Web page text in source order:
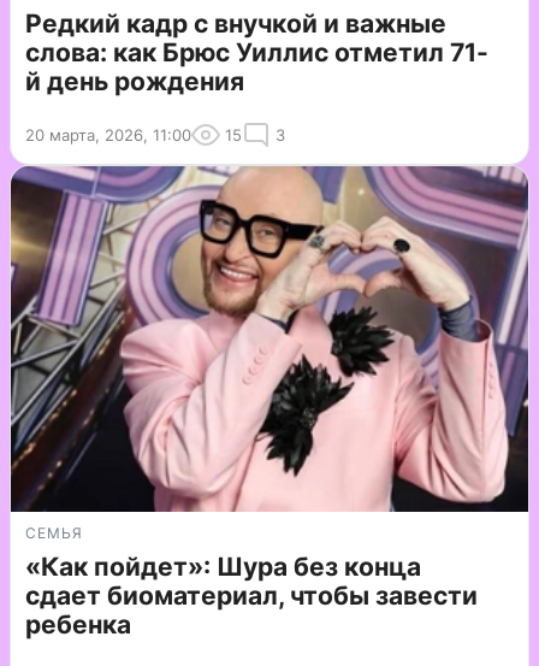
Редкий кадр с внучкой и важные
слова: как Брюс Уиллис отметил 71-
й день рождения
20 марта, 2026, 11:00 15 3
СЕМЬЯ
«Как пойдет»: Шура без конца
сдает биоматериал, чтобы завести
ребенка